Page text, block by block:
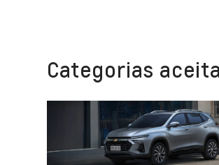
Categorias